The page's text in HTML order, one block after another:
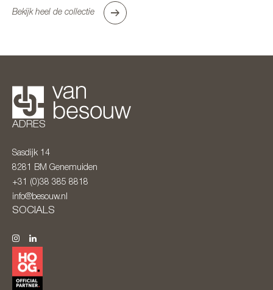
Bekijk heel de collectie
ADRES
Sasdijk 14
8281 BM Genemuiden
+31 (0)38 385 8818
info@besouw.nl
SOCIALS